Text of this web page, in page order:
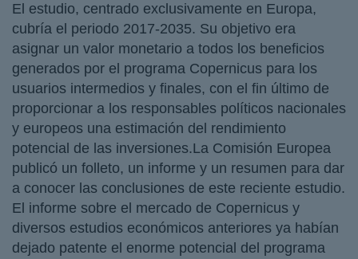
El estudio, centrado exclusivamente en Europa,
cubría el periodo 2017-2035. Su objetivo era
asignar un valor monetario a todos los beneficios
generados por el programa Copernicus para los
usuarios intermedios y finales, con el fin último de
proporcionar a los responsables políticos nacionales
y europeos una estimación del rendimiento
potencial de las inversiones.La Comisión Europea
publicó un folleto, un informe y un resumen para dar
a conocer las conclusiones de este reciente estudio.
El informe sobre el mercado de Copernicus y
diversos estudios económicos anteriores ya habían
dejado patente el enorme potencial del programa